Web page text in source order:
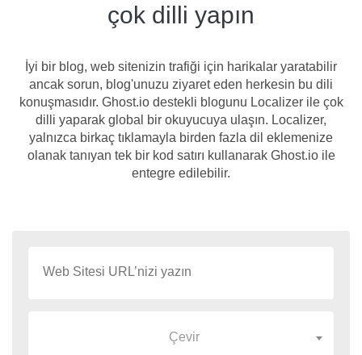
çok dilli yapın
İyi bir blog, web sitenizin trafiği için harikalar yaratabilir
ancak sorun, blog'unuzu ziyaret eden herkesin bu dili
konuşmasıdır. Ghost.io destekli blogunu Localizer ile çok
dilli yaparak global bir okuyucuya ulaşın. Localizer,
yalnızca birkaç tıklamayla birden fazla dil eklemenize
olanak tanıyan tek bir kod satırı kullanarak Ghost.io ile
entegre edilebilir.
Çevir